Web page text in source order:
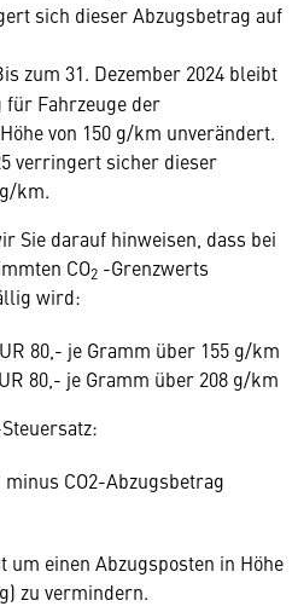
sich dieser Abzugsbetrag auf
zum 31. Dezember 2024 bleibt
für Fahrzeuge der
von 150 g/km unverändert.
verringert sicher dieser
km.
Sie darauf hinweisen, dass bei
CO2 -Grenzwerts
wird:
80,- je Gramm über 155 g/km
80,- je Gramm über 208 g/km
CO2-Abzugsbetrag
um einen Abzugsposten in Höhe
zu vermindern.